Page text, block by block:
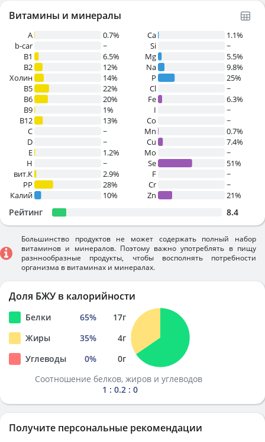
Витамины и минералы
A
0.7%
b-car
~
В1
6.5%
B2
12%
Холин
14%
B5
22%
B6
20%
B9
1%
B12
13%
C
~
D
~
E
1.2%
H
~
вит.К
2.9%
PP
28%
Калий
10%
Ca
1.1%
Si
~
Mg
5.5%
Na
9.8%
P
25%
Cl
~
Fe
6.3%
I
~
Co
~
Mn
0.7%
Cu
7.4%
Mo
~
Se
51%
F
~
Cr
~
Zn
21%
Рейтинг 8.4
Большинство продуктов не может содержать полный набор
витаминов и минералов. Поэтому важно употреблять в пищу
разннообразные продукты, чтобы восполнять потребности
организма в витаминах и минералах.
Доля БЖУ в калорийности
Белки 65% 17г
Жиры
35% 4г
Углеводы
0% 0г
Соотношение белков, жиров и углеводов
1 : 0.2 : 0
Получите персональные рекомендации